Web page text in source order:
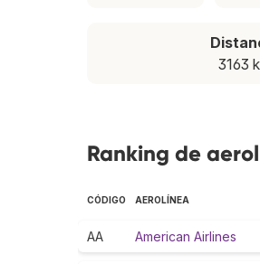
3163
Ranking de
CÓDIGO AEROLÍNEA
AA American Airlines